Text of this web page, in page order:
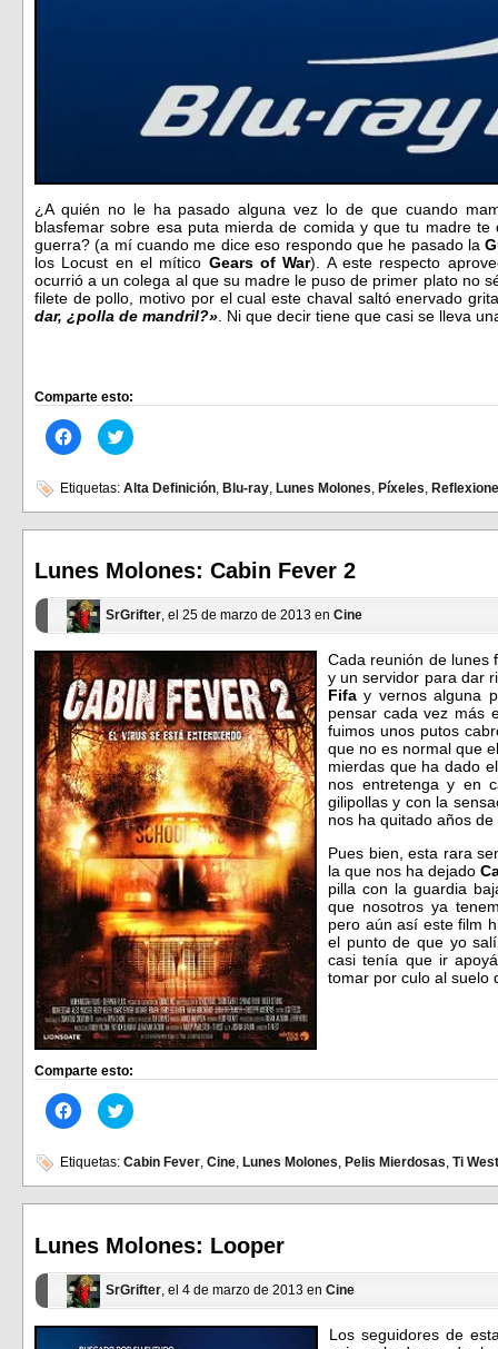
¿A quién no le ha pasado alguna vez lo de que cuando
blasfemar sobre esa puta mierda de comida y que tu madre
guerra? (a mí cuando me dice eso respondo que he pasado la
los Locust en el mítico Gears of War). A este respecto
ocurrió a un colega al que su madre le puso de primer plato no
filete de pollo, motivo por el cual este chaval saltó enervado
dar, ¿polla de mandril?» . Ni que decir tiene que casi se lleva
Comparte esto:
Haz
clic
en
Facebook
(Se
abre
ventana
nueva)
Haz
clic
en
(Se
abre
ventana
nueva)
Etiquetas: Alta Definición, Blu-ray, Lunes Molones, Píxeles,
Lunes Molones: Cabin Fever 2
SrGrifter, el 25 de marzo de 2013 en Cine
Cada reunión de lunes
y un servidor para dar
Fifa y vernos alguna
pensar cada vez más
fuimos unos putos
que no es normal que
mierdas que ha dado
nos entretenga y en
gilipollas y con la
nos ha quitado años
Pues bien, esta rara
la que nos ha dejado
pilla con la guardia
que nosotros ya
pero aún así este film
el punto de que yo
casi tenía que ir
tomar por culo al
Comparte esto:
Haz
clic
en
Facebook
(Se
abre
ventana
nueva)
Haz
clic
en
(Se
abre
ventana
nueva)
Etiquetas: Cabin Fever, Cine, Lunes Molones, Pelis Mierdosas, Ti West
Lunes Molones: Looper
SrGrifter , el 4 de marzo de 2013 en Cine
Los seguidores de